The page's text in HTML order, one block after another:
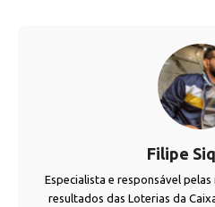
Filipe
Especialista e responsável
resultados das Loterias da